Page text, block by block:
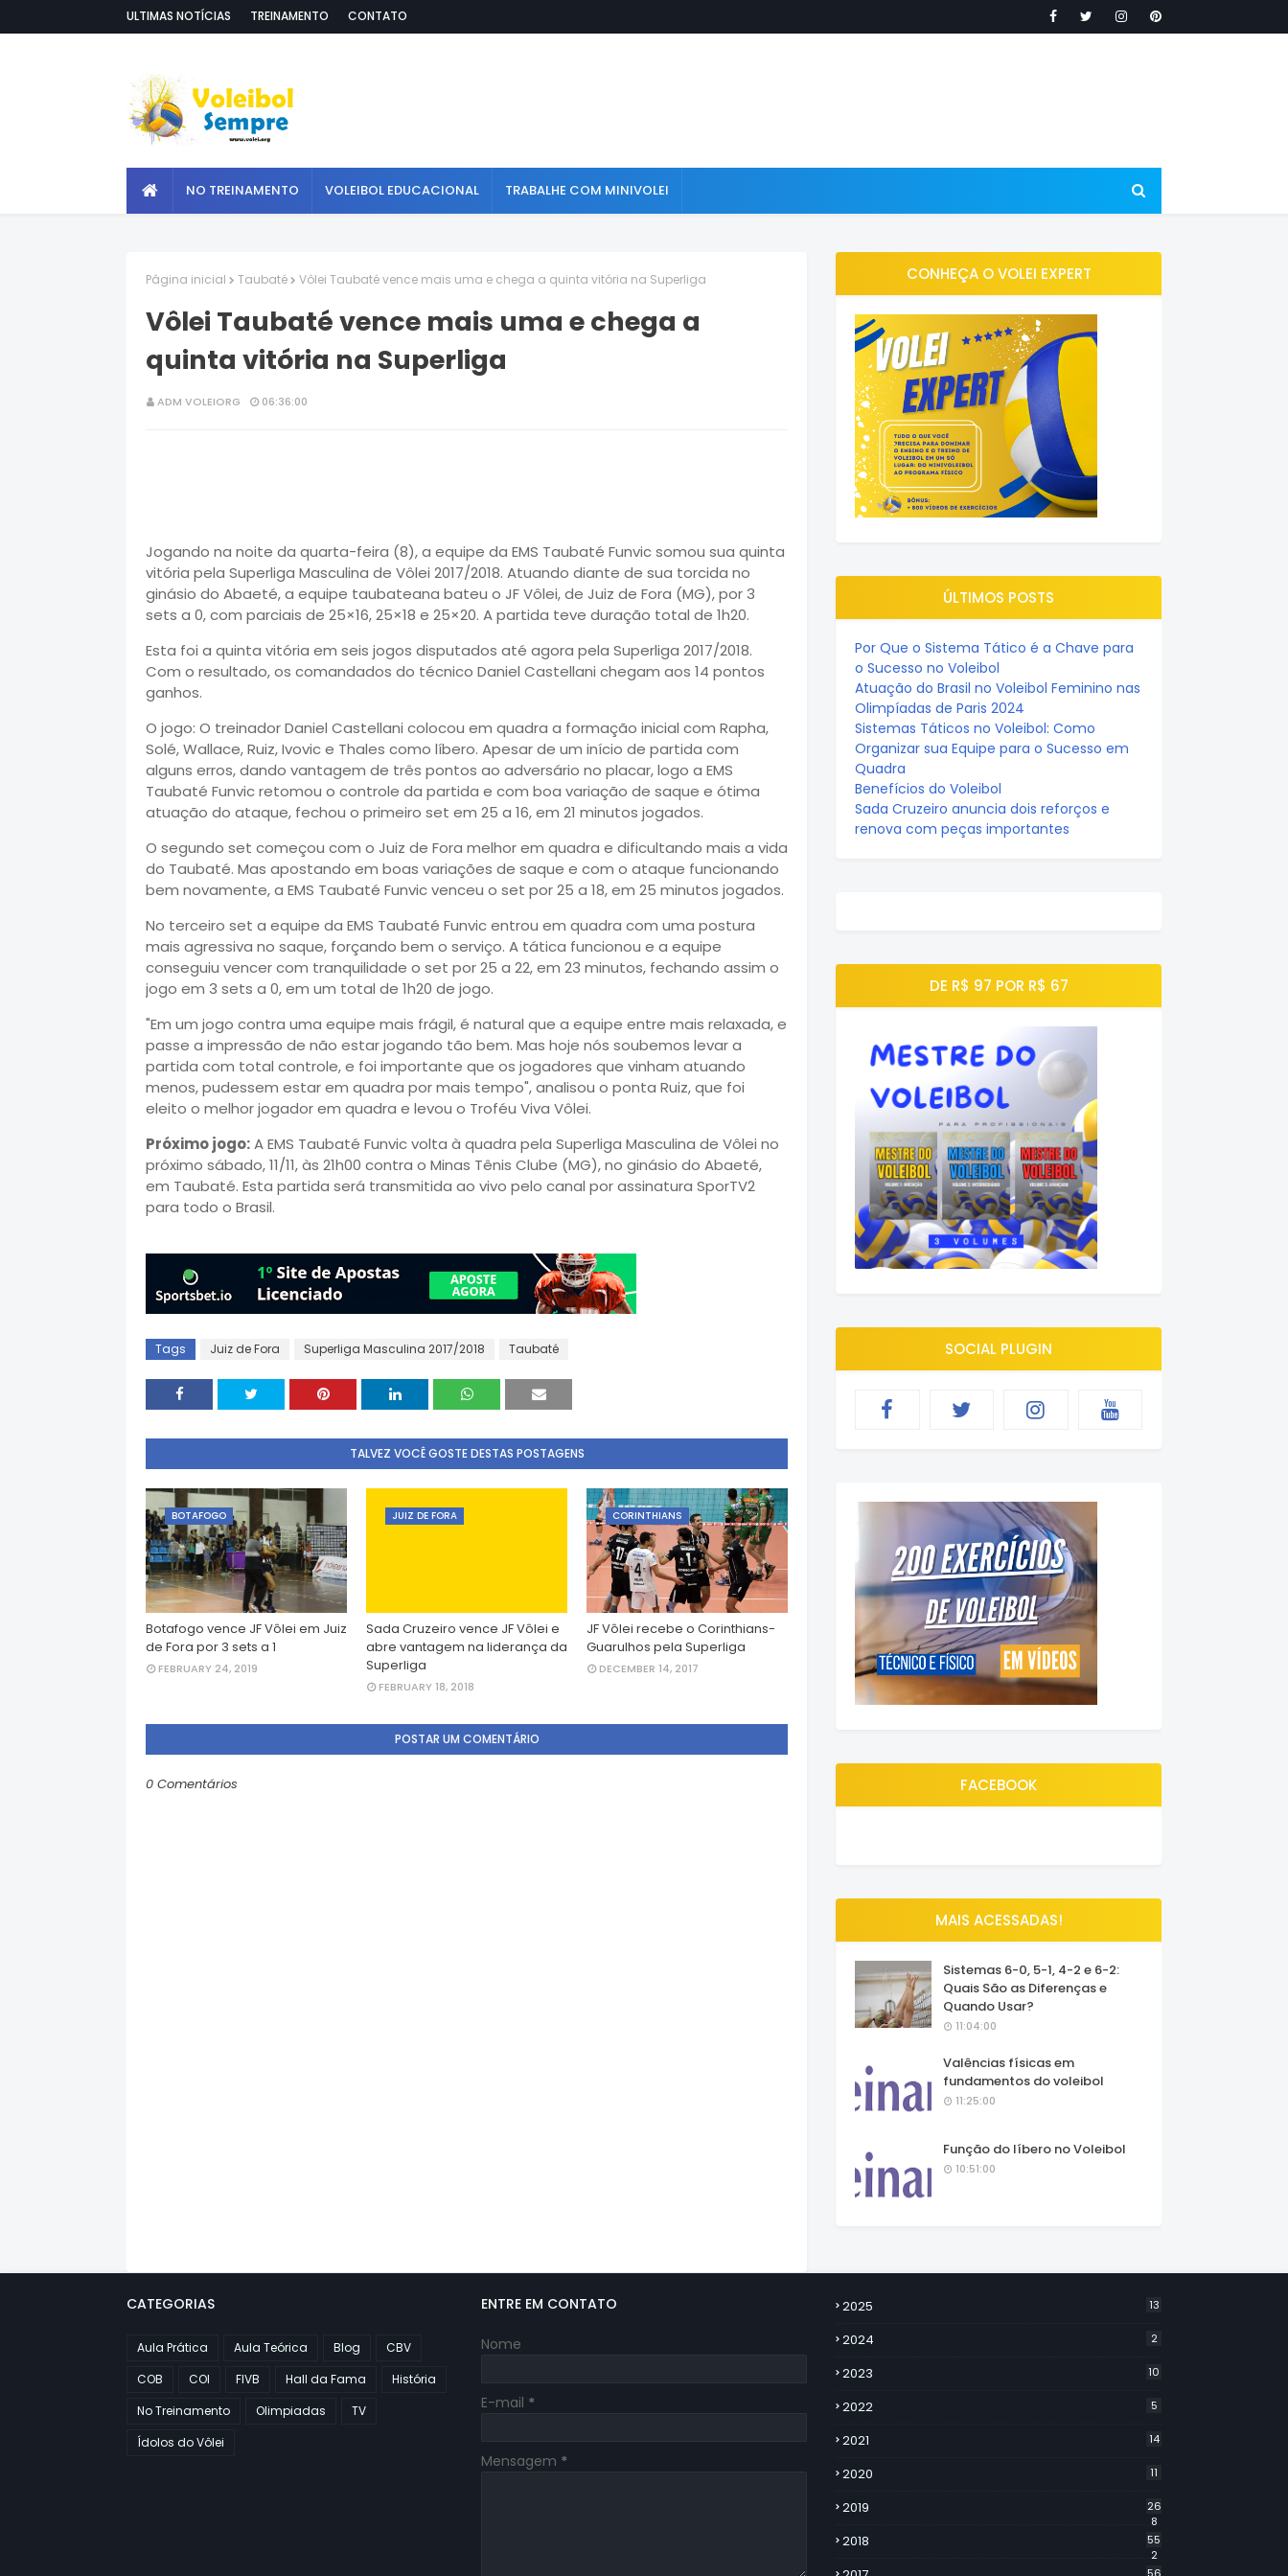
ULTIMAS NOTÍCIAS TREINAMENTO CONTATO
NO TREINAMENTO VOLEIBOL EDUCACIONAL TRABALHE COM MINIVOLEI
Página inicial Taubaté Vôlei Taubaté vence mais uma e chega a quinta vitória na Superliga
Vôlei Taubaté vence mais uma e chega a
quinta vitória na Superliga
ADM VOLEIORG 06:36:00
Jogando na noite da quarta-feira (8), a equipe da EMS Taubaté Funvic somou sua quinta
vitória pela Superliga Masculina de Vôlei 2017/2018. Atuando diante de sua torcida no
ginásio do Abaeté, a equipe taubateana bateu o JF Vôlei, de Juiz de Fora (MG), por 3
sets a 0, com parciais de 25×16, 25×18 e 25×20. A partida teve duração total de 1h20.
Esta foi a quinta vitória em seis jogos disputados até agora pela Superliga 2017/2018.
Com o resultado, os comandados do técnico Daniel Castellani chegam aos 14 pontos
ganhos.
O jogo: O treinador Daniel Castellani colocou em quadra a formação inicial com Rapha,
Solé, Wallace, Ruiz, Ivovic e Thales como líbero. Apesar de um início de partida com
alguns erros, dando vantagem de três pontos ao adversário no placar, logo a EMS
Taubaté Funvic retomou o controle da partida e com boa variação de saque e ótima
atuação do ataque, fechou o primeiro set em 25 a 16, em 21 minutos jogados.
O segundo set começou com o Juiz de Fora melhor em quadra e dificultando mais a vida
do Taubaté. Mas apostando em boas variações de saque e com o ataque funcionando
bem novamente, a EMS Taubaté Funvic venceu o set por 25 a 18, em 25 minutos jogados.
No terceiro set a equipe da EMS Taubaté Funvic entrou em quadra com uma postura
mais agressiva no saque, forçando bem o serviço. A tática funcionou e a equipe
conseguiu vencer com tranquilidade o set por 25 a 22, em 23 minutos, fechando assim o
jogo em 3 sets a 0, em um total de 1h20 de jogo.
"Em um jogo contra uma equipe mais frágil, é natural que a equipe entre mais relaxada, e
passe a impressão de não estar jogando tão bem. Mas hoje nós soubemos levar a
partida com total controle, e foi importante que os jogadores que vinham atuando
menos, pudessem estar em quadra por mais tempo", analisou o ponta Ruiz, que foi
eleito o melhor jogador em quadra e levou o Troféu Viva Vôlei.
Próximo jogo:A EMS Taubaté Funvic volta à quadra pela Superliga Masculina de Vôlei no
próximo sábado, 11/11, às 21h00 contra o Minas Tênis Clube (MG), no ginásio do Abaeté,
em Taubaté. Esta partida será transmitida ao vivo pelo canal por assinatura SporTV2
para todo o Brasil.
Tags Juiz de Fora Superliga Masculina 2017/2018 Taubaté
TALVEZ VOCÊ GOSTE DESTAS POSTAGENS
BOTAFOGO
Botafogo vence JF Vôlei em Juiz
de Fora por 3 sets a 1
FEBRUARY 24, 2019
JUIZ DE FORA
Sada Cruzeiro vence JF Vôlei e
abre vantagem na liderança da
Superliga
FEBRUARY 18, 2018
CORINTHIANS
JF Vôlei recebe o Corinthians-
Guarulhos pela Superliga
DECEMBER 14, 2017
POSTAR UM COMENTÁRIO
0 Comentários
CONHEÇA O VOLEI EXPERT
ÚLTIMOS POSTS
Por Que o Sistema Tático é a Chave para
o Sucesso no Voleibol
Atuação do Brasil no Voleibol Feminino nas
Olimpíadas de Paris 2024
Sistemas Táticos no Voleibol: Como
Organizar sua Equipe para o Sucesso em
Quadra
Benefícios do Voleibol
Sada Cruzeiro anuncia dois reforços e
renova com peças importantes
DE R$ 97 POR R$ 67
SOCIAL PLUGIN
FACEBOOK
MAIS ACESSADAS!
Sistemas 6-0, 5-1, 4-2 e 6-2:
Quais São as Diferenças e
Quando Usar?
11:04:00
Valências físicas em
fundamentos do voleibol
11:25:00
Função do líbero no Voleibol
10:51:00
CATEGORIAS
Aula Prática Aula Teórica Blog
CBV
COB
COI FIVB Hall da Fama
História
No Treinamento
Olimpiadas
TV
Ídolos do Vôlei
ENTRE EM CONTATO
Nome
E-mail *
Mensagem *
2025 13
2024 2
2023 10
2022 5
2021 14
2020 11
2019
26
8
2018
55
2